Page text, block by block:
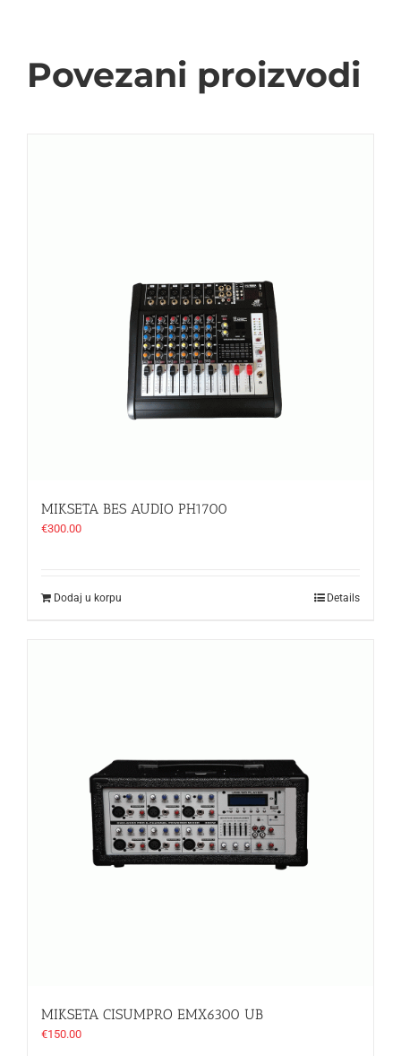
Povezani proizvodi
MIKSETA BES AUDIO PH1700
€300.00
Dodaj u korpu Details
MIKSETA CISUMPRO EMX6300 UB
€150.00